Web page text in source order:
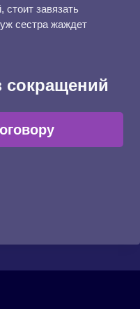
завязать
сестра жаждет
сокращений